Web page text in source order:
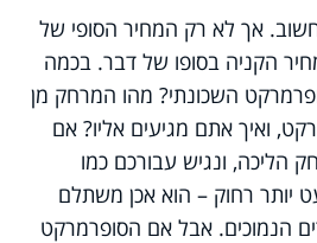
אך לא רק המחיר הסופי של
הקניה בסופו של דבר. בכמה
השכונתי? מהו המרחק מן
ואיך אתם מגיעים אליו? אם
הליכה, ונגיש עבורכם כמו
יותר רחוק – הוא אכן משתלם
הנמוכים. אבל אם הסופרמרקט